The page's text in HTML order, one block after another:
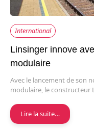
International
Linsinger innove
modulaire
Avec le lancement de son
modulaire, le constructeur
Lire la suite…